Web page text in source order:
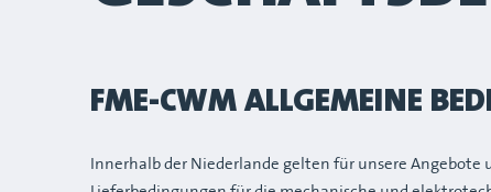
FME-CWM ALLGEMEINE
Innerhalb der Niederlande gelten für unsere Angebote